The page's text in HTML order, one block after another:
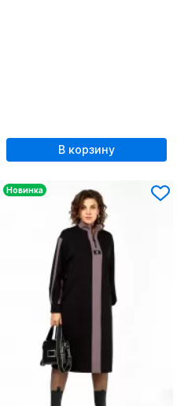
В корзину
Новинка